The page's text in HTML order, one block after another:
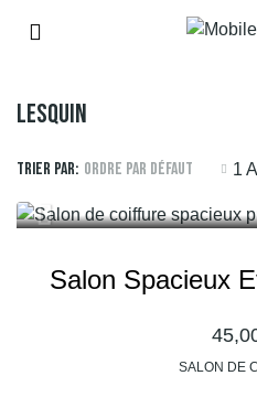
Lesquin
1
Trier par: Ordre par défaut
SALON DE